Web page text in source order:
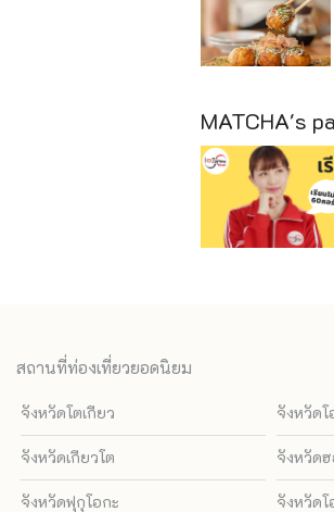
MATCHA's
สถานที่ท่องเที่ยวยอดนิยม
จังหวัดโตเกียว จังหวัด
จังหวัดเกียวโต จังหวัด
จังหวัดฟุกุโอกะ จังหวัด